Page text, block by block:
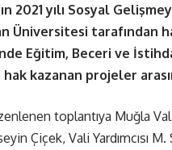
2021 yılı Sosyal
Üniversitesi tarafından
Eğitim, Beceri ve
kazanan projeler
toplantıya Muğla
Çiçek, Vali Yardımcısı